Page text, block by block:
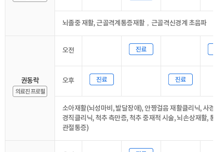
뇌졸중 재활, 근골격계통증재활，근골격신경계 초음파
권동락
오전
오후
소아재활(뇌성마비, 발달장애), 안짱걸음 재활클리닉, 사경
경직클리닉, 척추 측만증, 척추 중재적 시술, 뇌손상재활,
관절통증)